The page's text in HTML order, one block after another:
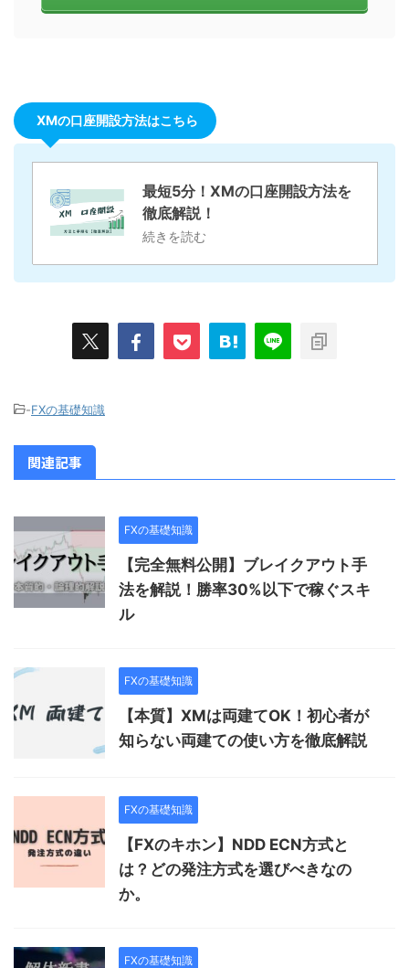
XMの口座開設方法はこちら
最短5分！XMの口座開設方法を
徹底解説！
続きを読む
-FXの基礎知識
関連記事
FXの基礎知識
【完全無料公開】ブレイクアウト手
法を解説！勝率30%以下で稼ぐスキ
ル
FXの基礎知識
【本質】XMは両建てOK！初心者が
知らない両建ての使い方を徹底解説
FXの基礎知識
【FXのキホン】NDD ECN方式と
は？どの発注方式を選びべきなの
か。
FXの基礎知識